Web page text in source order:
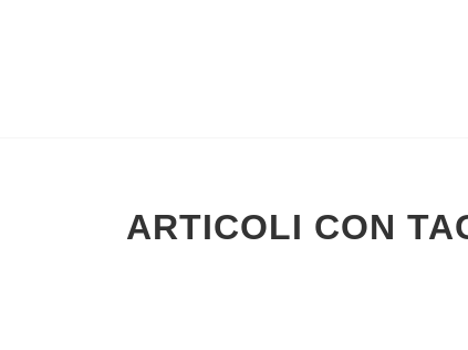
ARTICOLI CON